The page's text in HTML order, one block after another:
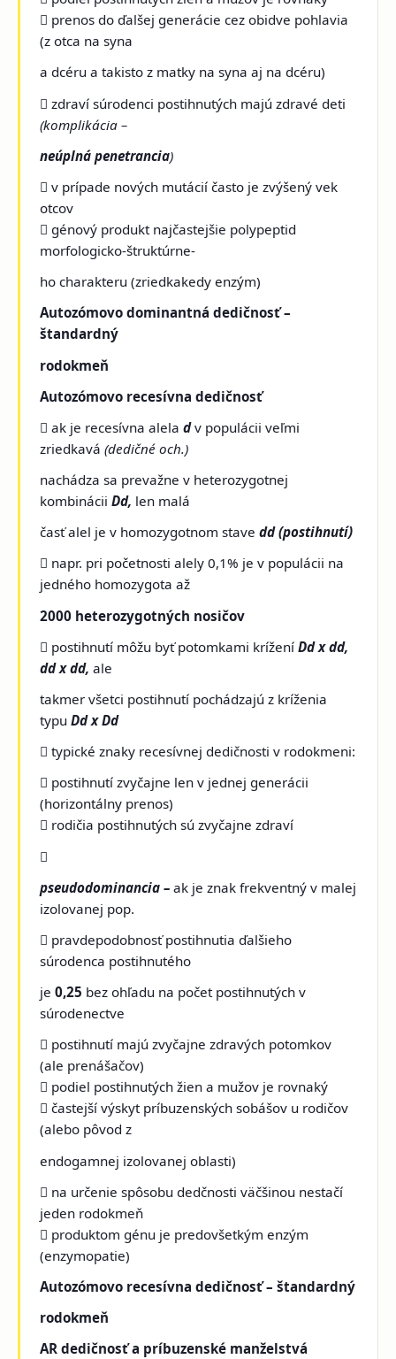
 prenos do ďalšej generácie cez obidve pohlavia
(z otca na syna
a dcéru a takisto z matky na syna aj na dcéru)
 zdraví súrodenci postihnutých majú zdravé deti
(komplikácia –
neúplná penetrancia)
 v prípade nových mutácií často je zvýšený vek
otcov
 génový produkt najčastejšie polypeptid
morfologicko-štruktúrne-
ho charakteru (zriedkakedy enzým)
Autozómovo dominantná dedičnosť –
štandardný
rodokmeň
Autozómovo recesívna dedičnosť
 ak je recesívna alelad v populácii veľmi
zriedkavá (dedičné och.)
nachádza sa prevažne v heterozygotnej
kombináciiDd, len malá
časť alel je v homozygotnom stavedd (postihnutí)
 napr. pri početnosti alely 0,1% je v populácii na
jedného homozygota až
2000 heterozygotných nosičov
 postihnutí môžu byť potomkami kríženíDd x dd,
dd x dd,ale
takmer všetci postihnutí pochádzajú z kríženia
typuDd x Dd
 typické znaky recesívnej dedičnosti v rodokmeni:
 postihnutí zvyčajne len v jednej generácii
(horizontálny prenos)
 rodičia postihnutých sú zvyčajne zdraví

pseudodominancia –ak je znak frekventný v malej
izolovanej pop.
 pravdepodobnosť postihnutia ďalšieho
súrodenca postihnutého
je0,25 bez ohľadu na počet postihnutých v
súrodenectve
 postihnutí majú zvyčajne zdravých potomkov
(ale prenášačov)
 podiel postihnutých žien a mužov je rovnaký
 častejší výskyt príbuzenských sobášov u rodičov
(alebo pôvod z
endogamnej izolovanej oblasti)
 na určenie spôsobu dedčnosti väčšinou nestačí
jeden rodokmeň
 produktom génu je predovšetkým enzým
(enzymopatie)
Autozómovo recesívna dedičnosť – štandardný
rodokmeň
AR dedičnosť a príbuzenské manželstvá